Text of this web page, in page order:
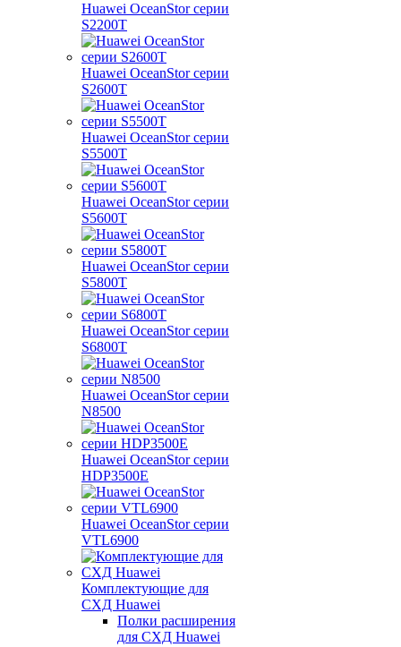
Huawei OceanStor серии
S2200T
Huawei OceanStor серии
S2600T
Huawei OceanStor серии
S5500T
Huawei OceanStor серии
S5600T
Huawei OceanStor серии
S5800T
Huawei OceanStor серии
S6800T
Huawei OceanStor серии
N8500
Huawei OceanStor серии
HDP3500E
Huawei OceanStor серии
VTL6900
Комплектующие для
СХД Huawei
Полки расширения
для СХД Huawei